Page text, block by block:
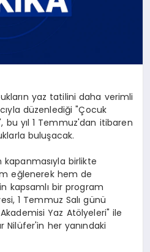
yaz tatilini daha verimli
düzenlediği "Çocuk
bu yıl 1 Temmuz'dan itibaren
buluşacak.
kapanmasıyla birlikte
eğlenerek hem de
kapsamlı bir program
1 Temmuz Salı günü
Yaz Atölyeleri" ile
Nilüfer'in her yanındaki